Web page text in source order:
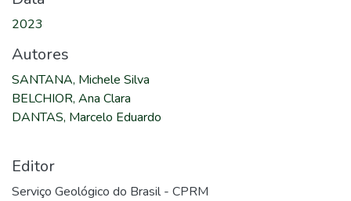
2023
Autores
SANTANA, Michele Silva
BELCHIOR, Ana Clara
DANTAS, Marcelo Eduardo
Editor
Serviço Geológico do Brasil - CPRM